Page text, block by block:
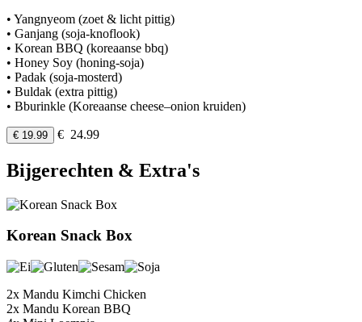
• Yangnyeom (zoet & licht pittig)
• Ganjang (soja-knoflook)
• Korean BBQ (koreaanse bbq)
• Honey Soy (honing-soja)
• Padak (soja-mosterd)
• Buldak (extra pittig)
• Bburinkle (Koreaanse cheese–onion kruiden)
€ 19.99 € 24.99
Bijgerechten & Extra's
Korean Snack Box
2x Mandu Kimchi Chicken
2x Mandu Korean BBQ